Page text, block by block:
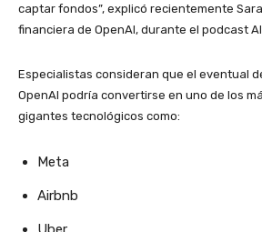
captar fondos”, explicó recientemente
financiera de OpenAI, durante el podcast
Especialistas consideran que el eventual
OpenAI podría convertirse en uno de los
gigantes tecnológicos como:
Meta
Airbnb